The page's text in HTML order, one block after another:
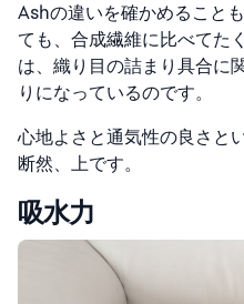
Ashの違いを確かめること
ても、合成繊維に比べてた
は、織り目の詰まり具合に
りになっているのです。
心地よさと通気性の良さと
断然、上です。
吸水力